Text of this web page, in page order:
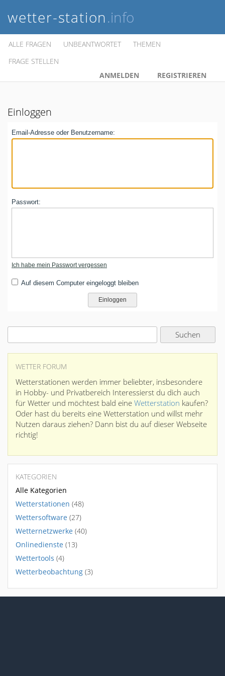
wetter-station.info
ALLE FRAGEN UNBEANTWORTET
THEMEN
FRAGE STELLEN
ANMELDEN
REGISTRIEREN
Einloggen
Email-Adresse oder Benutzername:
Passwort:
Ich habe mein Passwort vergessen
Auf diesem Computer eingeloggt bleiben
WETTER FORUM
Wetterstationen werden immer beliebter, insbesondere
in Hobby- und Privatbereich Interessierst du dich auch
für Wetter und möchtest bald eine Wetterstation kaufen?
Oder hast du bereits eine Wetterstation und willst mehr
Nutzen daraus ziehen? Dann bist du auf dieser Webseite
richtig!
KATEGORIEN
Alle Kategorien
Wetterstationen (48)
Wettersoftware (27)
Wetternetzwerke (40)
Onlinedienste (13)
Wettertools (4)
Wetterbeobachtung (3)